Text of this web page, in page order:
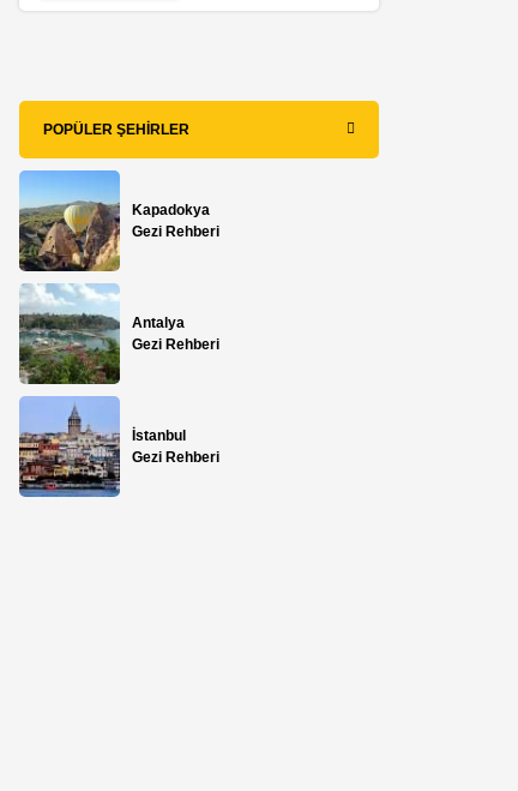
POPÜLER ŞEHIRLER
Kapadokya
Gezi Rehberi
Antalya
Gezi Rehberi
İstanbul
Gezi Rehberi